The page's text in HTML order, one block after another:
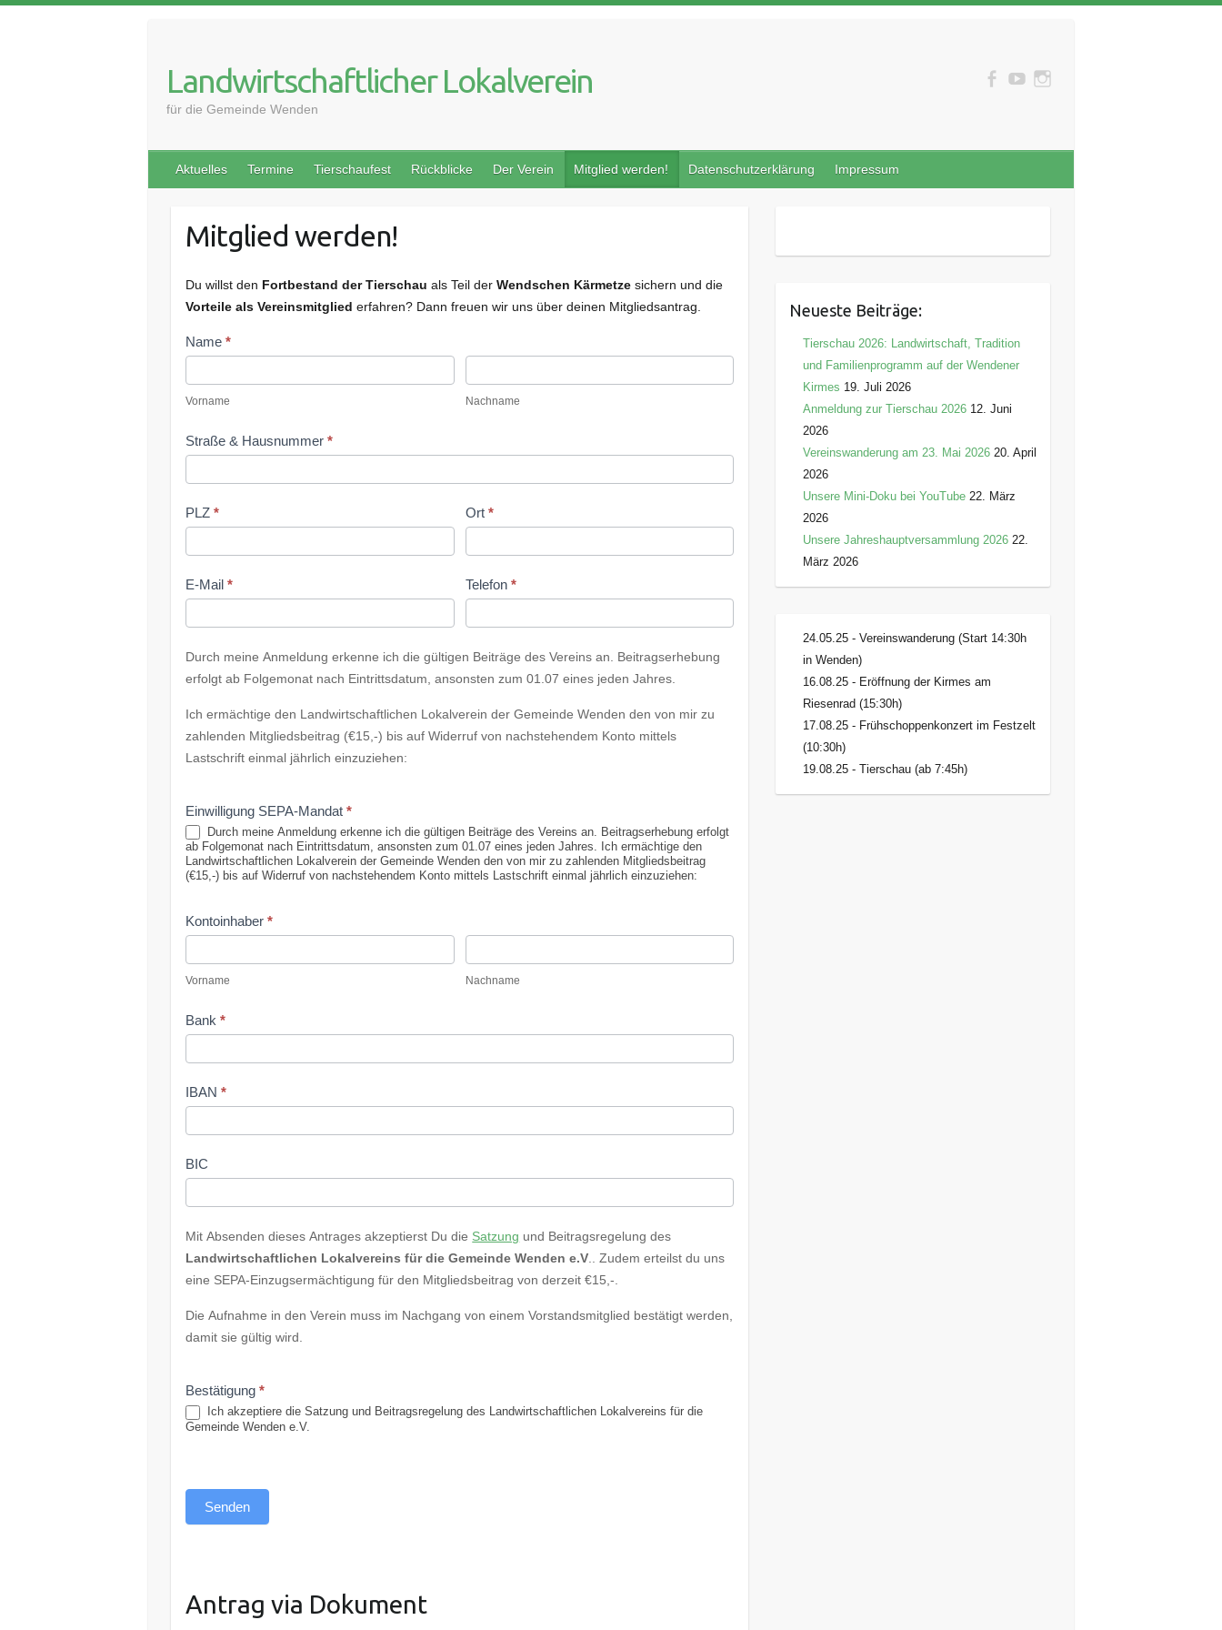
Landwirtschaftlicher Lokalverein
für die Gemeinde Wenden
Aktuelles Termine Tierschaufest Rückblicke Der Verein Mitglied werden! Datenschutzerklärung Impressum
Mitglied werden!
Du willst den Fortbestand der Tierschau als Teil derWendschen Kärmetze sichern und die
Vorteile als Vereinsmitglied erfahren? Dann freuen wir uns über deinen Mitgliedsantrag.
Mitgliedsantrag
Online
Name*
Vorname Nachname
Straße & Hausnummer*
PLZ* Ort *
E-Mail* Telefon *
Durch meine Anmeldung erkenne ich die gültigen Beiträge des Vereins an. Beitragserhebung
erfolgt ab Folgemonat nach Eintrittsdatum, ansonsten zum 01.07 eines jeden Jahres.
Ich ermächtige den Landwirtschaftlichen Lokalverein der Gemeinde Wenden den von mir zu
zahlenden Mitgliedsbeitrag (€15,-) bis auf Widerruf von nachstehendem Konto mittels
Lastschrift einmal jährlich einzuziehen:
Einwilligung SEPA-Mandat*
Durch meine Anmeldung erkenne ich die gültigen Beiträge des Vereins an. Beitragserhebung erfolgt
ab Folgemonat nach Eintrittsdatum, ansonsten zum 01.07 eines jeden Jahres. Ich ermächtige den
Landwirtschaftlichen Lokalverein der Gemeinde Wenden den von mir zu zahlenden Mitgliedsbeitrag
(€15,-) bis auf Widerruf von nachstehendem Konto mittels Lastschrift einmal jährlich einzuziehen:
Kontoinhaber*
Vorname Nachname
Bank*
IBAN*
BIC
Mit Absenden dieses Antrages akzeptierst Du die Satzung und Beitragsregelung des
Landwirtschaftlichen Lokalvereins für die Gemeinde Wenden e.V .. Zudem erteilst du uns
eine SEPA-Einzugsermächtigung für den Mitgliedsbeitrag von derzeit €15,-.
Die Aufnahme in den Verein muss im Nachgang von einem Vorstandsmitglied bestätigt werden,
damit sie gültig wird.
Bestätigung*
Ich akzeptiere die Satzung und Beitragsregelung des Landwirtschaftlichen Lokalvereins für die
Gemeinde Wenden e.V.
Senden
Antrag via Dokument
Neueste Beiträge:
Tierschau 2026: Landwirtschaft, Tradition
und Familienprogramm auf der Wendener
Kirmes 19. Juli 2026
Anmeldung zur Tierschau 2026 12. Juni
2026
Vereinswanderung am 23. Mai 2026 20. April
2026
Unsere Mini-Doku bei YouTube 22. März
2026
Unsere Jahreshauptversammlung 2026 22.
März 2026
24.05.25 - Vereinswanderung (Start 14:30h
in Wenden)
16.08.25 - Eröffnung der Kirmes am
Riesenrad (15:30h)
17.08.25 - Frühschoppenkonzert im Festzelt
(10:30h)
19.08.25 - Tierschau (ab 7:45h)